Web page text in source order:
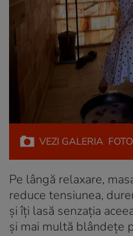
VEZI GALERIA FOTO
Pe lângă relaxare,
reduce tensiunea,
și îți lasă senzația
și mai multă blândețe